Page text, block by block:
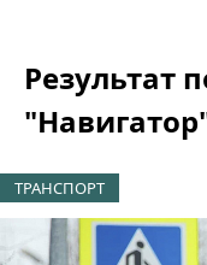
Результат
ТРАНСПОРТ